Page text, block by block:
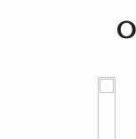
bediening!